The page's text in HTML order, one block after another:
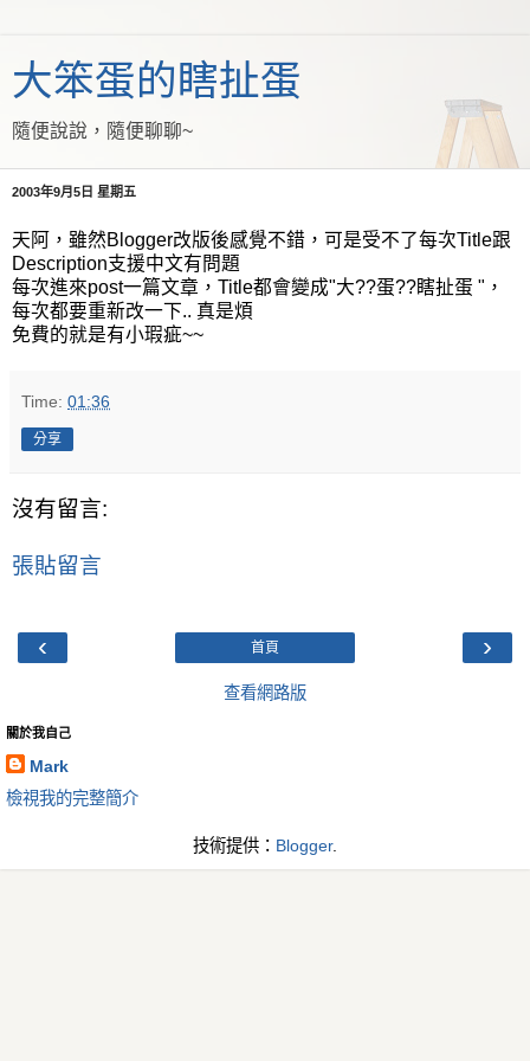
大笨蛋的瞎扯蛋
隨便說說，隨便聊聊~
2003年9月5日 星期五
天阿，雖然Blogger改版後感覺不錯，可是受不了每次Title跟
Description支援中文有問題
每次進來post一篇文章，Title都會變成"大??蛋??瞎扯蛋 "，
每次都要重新改一下.. 真是煩
免費的就是有小瑕疵~~
Time: 01:36
分享
沒有留言:
張貼留言
‹ ›
首頁
查看網路版
關於我自己
Mark
檢視我的完整簡介
技術提供： Blogger.